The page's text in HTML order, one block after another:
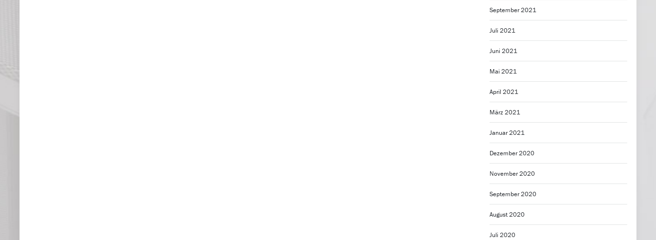
September 2021
Juli 2021
Juni 2021
Mai 2021
April 2021
März 2021
Januar 2021
Dezember 2020
November 2020
September 2020
August 2020
Juli 2020